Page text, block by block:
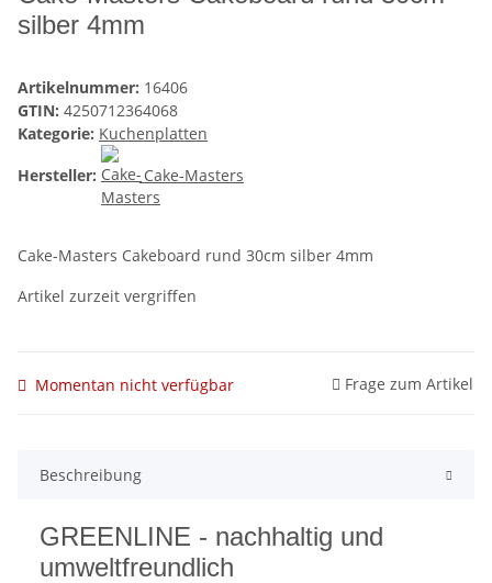
silber 4mm
Artikelnummer: 16406
GTIN: 4250712364068
Kategorie: Kuchenplatten
Hersteller:
Cake-Masters
Cake-Masters Cakeboard rund 30cm silber 4mm
Artikel zurzeit vergriffen
Momentan nicht verfügbar Frage zum Artikel
Beschreibung
GREENLINE - nachhaltig und
umweltfreundlich